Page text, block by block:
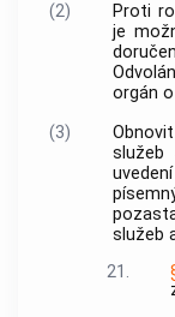
(2)
Proti
je
orgán
(3)
služeb
služeb
21.